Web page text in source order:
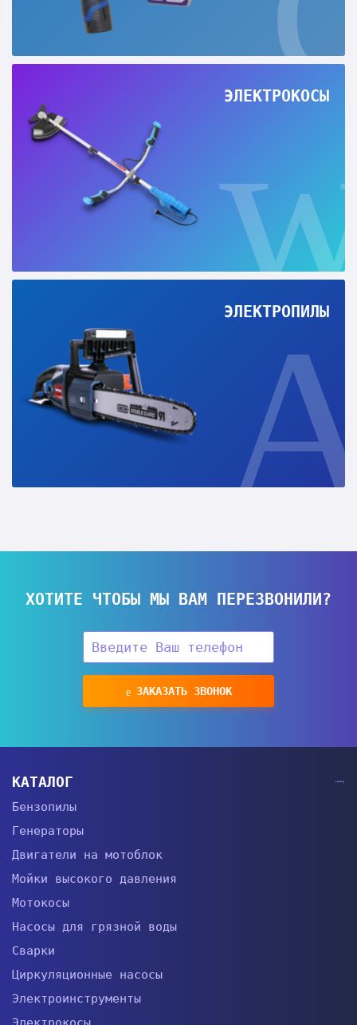
ЭЛЕКТРОКОСЫ
ЭЛЕКТРОПИЛЫ
ХОТИТЕ ЧТОБЫ МЫ ВАМ ПЕРЕЗВОНИЛИ?
ЗАКАЗАТЬ ЗВОНОК
КАТАЛОГ
Бензопилы
Генераторы
Двигатели на мотоблок
Мойки высокого давления
Мотокосы
Насосы для грязной воды
Сварки
Циркуляционные насосы
Электроинструменты